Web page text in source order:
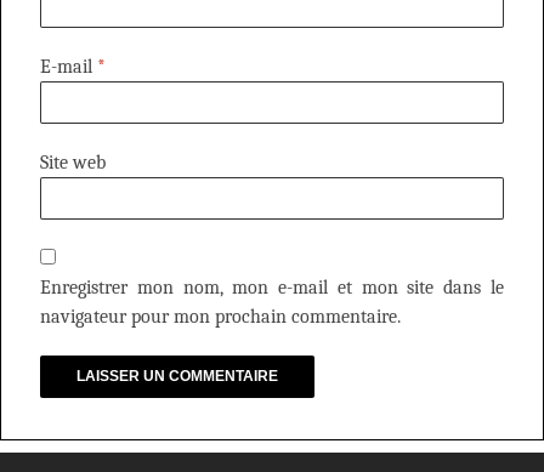
E-mail *
Site web
Enregistrer mon nom, mon e-mail et mon site dans le
navigateur pour mon prochain commentaire.